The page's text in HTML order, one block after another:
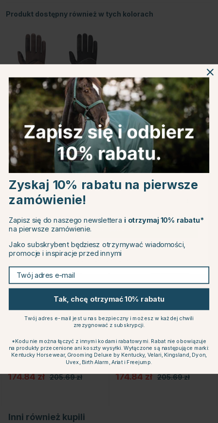
Produkt dostępny również w tych kolorach
Brązowy Czarny
Informacje o produkcie
O producencie
Recenzje
Powiązane produkty
15
ROECKL
Rękawiczki jeździeckie
174.84 zł 205.69 zł
15
ROECKL
Rękawiczki jeździeckie
Millero Brązowe
174.84 zł 205.69 zł
Inni również kupili
Choose country
EU
CHANGE COUNTRY
Continue to equinest.pl
Zyskaj 10% rabatu na pierwsze
zamówienie!
Zapisz się do naszego newslettera i otrzymaj 10% rabatu*
na pierwsze zamówienie.
Jako subskrybent będziesz otrzymywać wiadomości,
promocje i inspiracje przed innymi
Twój adres e-mail
Tak, chcę otrzymać 10% rabatu
Twój adres e-mail jest u nas bezpieczny i możesz w każdej chwili
zrezygnować z subskrypcji.
*Kodu nie można łączyć z innymi kodami rabatowymi. Rabat nie obowiązuje
na produkty przecenione ani koszty wysyłki. Wyłączone są następujące marki:
Kentucky Horsewear, Grooming Deluxe by Kentucky, Velari, Kingsland, Dyon,
Uvex, Birth Alarm, Ariat i Freejump.